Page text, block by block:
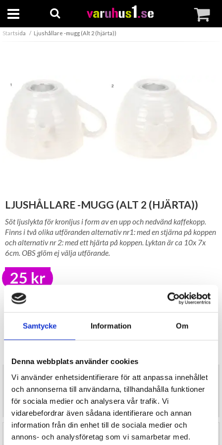
Samtycke Information Om
Denna webbplats använder cookies
Vi använder enhetsidentifierare för att anpassa innehållet
och annonserna till användarna, tillhandahålla funktioner
för sociala medier och analysera vår trafik. Vi
vidarebefordrar även sådana identifierare och annan
information från din enhet till de sociala medier och
annons- och analysföretag som vi samarbetar med.
Startsida Ljushållare -mugg (Alt 2 (hjärta))
LJUSHÅLLARE -MUGG (ALT 2 (HJÄRTA))
Söt ljuslykta för kronljus i form av en upp och nedvänd kaffekopp.
Finns i två olika utföranden alternativ nr1: med en stjärna på koppen
och alternativ nr 2: med ett hjärta på koppen. Lyktan är ca 10x 7x
6cm. OBS glöm ej välja utförande.
25 kr
LAGER I SVERIGE, SNABB LEVERANS ÖPPET KÖP I 30 DAGAR
BEVAKA
Söt ljuslykta för kronljus i form av en upp och nedvänd kaffekopp.
Finns i två olika utföranden alternativ nr1: med en stjärna på
koppen och alternativ nr 2: med ett hjärta på koppen. Lyktan är ca
10x 7x 6cm. OBS glöm ej välja utförande.
RECENSIONER (0)